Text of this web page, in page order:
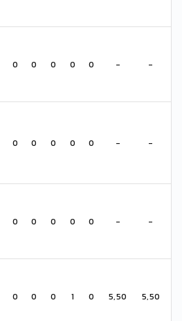
0 0 0 0 0 - -
0 0 0 0 0 - -
0 0 0 0 0 - -
0 0 0 1 0 5,50 5,50